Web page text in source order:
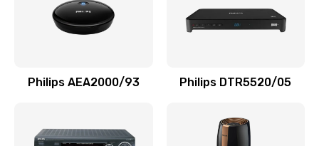
Заказать
Ремонт микросхемы NFC
Philips AEA2000/93 Philips DTR5520/05